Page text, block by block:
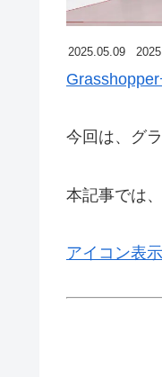
2025.05.09
今回は、グ
本記事では
アイコン表